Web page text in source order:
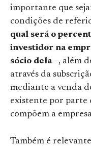
importante que
condições de
qual será o
investidor na
sócio dela–, além
através da
mediante a venda
existente por parte
compõem a
Também é